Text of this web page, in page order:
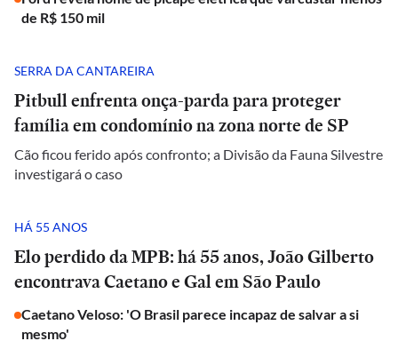
de R$ 150 mil
SERRA DA CANTAREIRA
Pitbull enfrenta onça-parda para proteger
família em condomínio na zona norte de SP
Cão ficou ferido após confronto; a Divisão da Fauna Silvestre
investigará o caso
HÁ 55 ANOS
Elo perdido da MPB: há 55 anos, João Gilberto
encontrava Caetano e Gal em São Paulo
Caetano Veloso: 'O Brasil parece incapaz de salvar a si
mesmo'